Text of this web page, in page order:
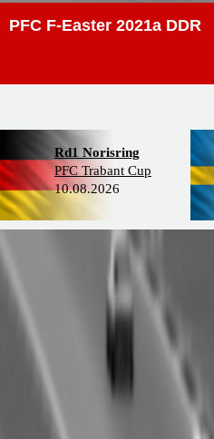
PFС F-Easter 2021a DDR
Rd1 Norisring
PFC Trabant Cup
10.08.2026